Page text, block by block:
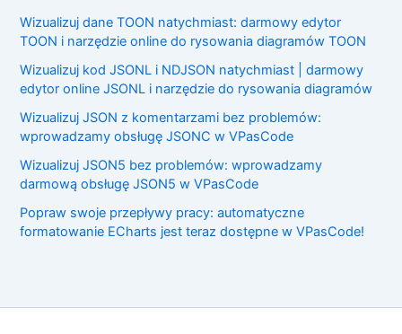
Wizualizuj dane TOON natychmiast: darmowy edytor
TOON i narzędzie online do rysowania diagramów TOON
Wizualizuj kod JSONL i NDJSON natychmiast | darmowy
edytor online JSONL i narzędzie do rysowania diagramów
Wizualizuj JSON z komentarzami bez problemów:
wprowadzamy obsługę JSONC w VPasCode
Wizualizuj JSON5 bez problemów: wprowadzamy
darmową obsługę JSON5 w VPasCode
Popraw swoje przepływy pracy: automatyczne
formatowanie ECharts jest teraz dostępne w VPasCode!